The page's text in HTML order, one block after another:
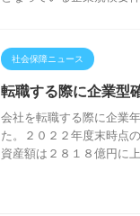
社会保障ニュース
転職する際に企業型
会社を転職する際に企業
た。２０２２年度末時点
資産額は２８１８億円に